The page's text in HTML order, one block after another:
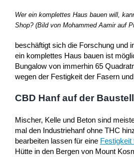
Wer ein komplettes Haus bauen will,
Shop? (Bild von Mohammed Aamir auf
beschäftigt sich die Forschung und
ein komplettes Haus bauen ist
Bungalow von immerhin 65
wegen der Festigkeit der Fasern
CBD Hanf auf der
Mischer, Kelle und Beton sind
mal den Industriehanf ohne THC
bearbeiten lassen für eine Festigkeit
Hütte in den Bergen von Mount